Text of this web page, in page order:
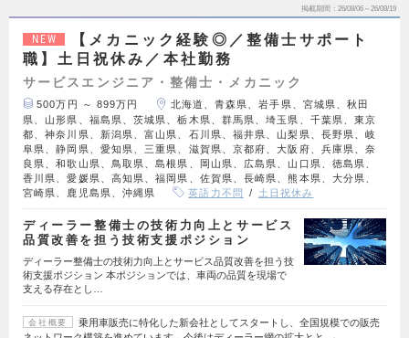
掲載期間 26/08/06～26/08/19
NEW
【メカニック経験◎／整備士サポート
職】土日祝休み／本社勤務
サービスエンジニア・整備士・メカニック
500万円 ～ 899万円
北海道、青森県、岩手県、宮城県、秋田
県、山形県、福島県、茨城県、栃木県、群馬県、埼玉県、千葉県、東京
都、神奈川県、新潟県、富山県、石川県、福井県、山梨県、長野県、岐
阜県、静岡県、愛知県、三重県、滋賀県、京都府、大阪府、兵庫県、奈
良県、和歌山県、鳥取県、島根県、岡山県、広島県、山口県、徳島県、
香川県、愛媛県、高知県、福岡県、佐賀県、長崎県、熊本県、大分県、
宮崎県、鹿児島県、沖縄県
英語力不問 土日祝休み
ディーラー整備士の技術力向上とサービス
品質改善を担う技術支援ポジション
ディーラー整備士の技術力向上とサービス品質改善を担う技
術支援ポジション 本ポジションでは、車両の品質を現場で
支える存在とし…
会社概要
乗用車販売に特化した新会社としてスタートし、全国規模での販売